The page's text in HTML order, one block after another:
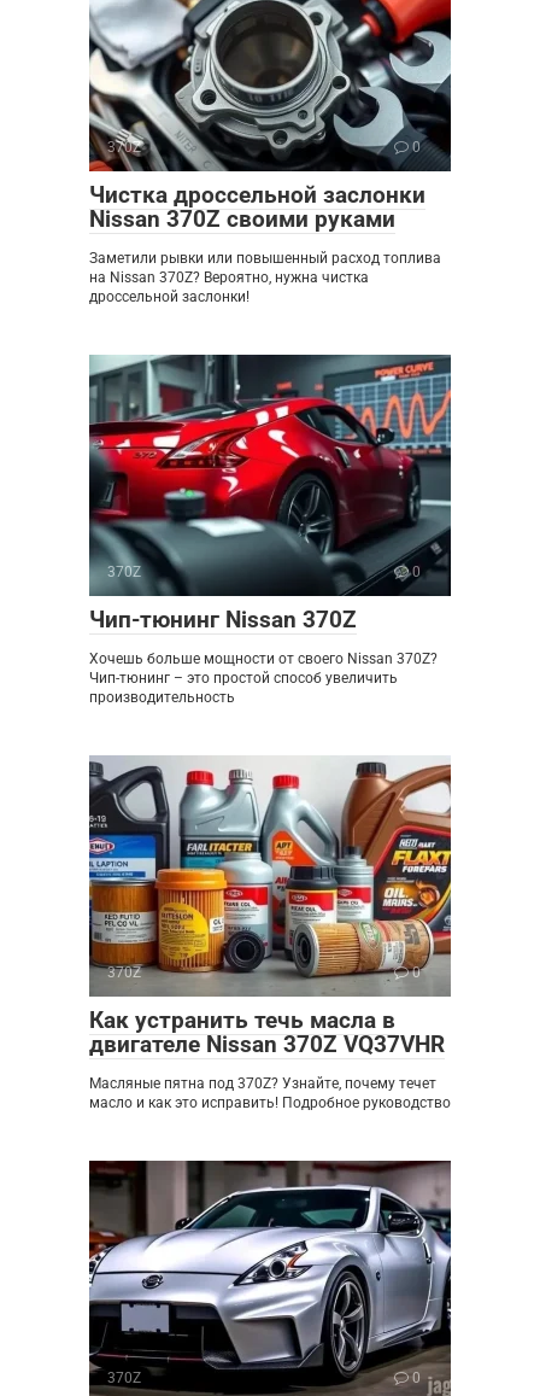
370Z 0
Чистка дроссельной заслонки
Nissan 370Z своими руками
Заметили рывки или повышенный расход топлива
на Nissan 370Z? Вероятно, нужна чистка
дроссельной заслонки!
370Z 0
Чип-тюнинг Nissan 370Z
Хочешь больше мощности от своего Nissan 370Z?
Чип-тюнинг – это простой способ увеличить
производительность
370Z 0
Как устранить течь масла в
двигателе Nissan 370Z VQ37VHR
Масляные пятна под 370Z? Узнайте, почему течет
масло и как это исправить! Подробное руководство
370Z 0